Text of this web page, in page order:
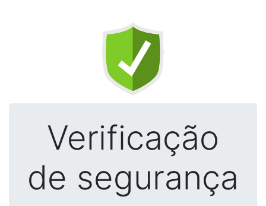
Verificação
de segurança